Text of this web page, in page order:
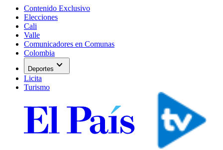
Contenido Exclusivo
Elecciones
Cali
Valle
Comunicadores en Comunas
Colombia
Deportes expand_more
Licita
Turismo